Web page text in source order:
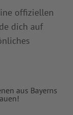
offiziellen
dich auf
aus Bayerns